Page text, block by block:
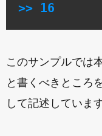
>> 16
このサンプルでは
と書くべきところ
して記述しています